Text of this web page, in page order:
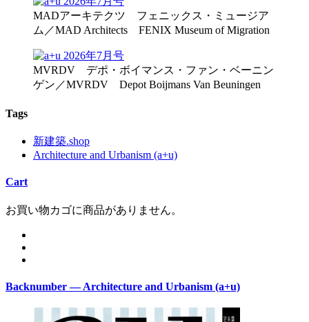
MADアーキテクツ フェニックス・ミュージア
ム／MAD Architects FENIX Museum of Migration
MVRDV デポ・ボイマンス・ファン・ベーニン
ゲン／MVRDV Depot Boijmans Van Beuningen
Tags
新建築.shop
Architecture and Urbanism (a+u)
Cart
お買い物カゴに商品がありません。
Backnumber — Architecture and Urbanism (a+u)